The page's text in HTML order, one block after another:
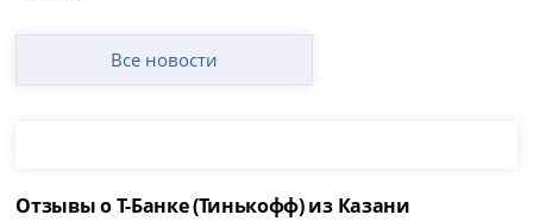
Все новости
Отзывы о Т-Банке (Тинькофф) из Казани